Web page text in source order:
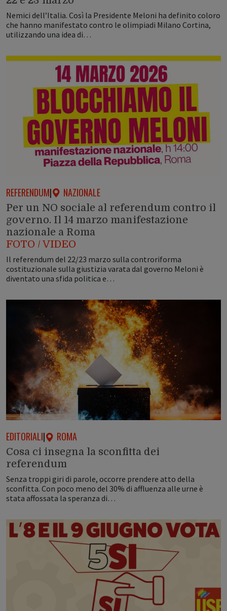
Nemici dell’Italia. Così la Presidente Meloni ha definito coloro
che hanno manifestato contro le olimpiadi Milano Cortina,
utilizzando una idea di…
REFERENDUM| NAZIONALE
Per un NO sociale al referendum contro il
governo. Il 14 marzo manifestazione
nazionale a Roma
FOTO / VIDEO
Il referendum del 22/23 marzo sulla controriforma
costituzionale sulla giustizia varata dal governo Meloni è
diventato una sfida politica e…
EDITORIALI| ROMA
Cosa ci insegna la sconfitta dei
referendum
Senza troppi giri di parole, occorre prendere atto della
sconfitta. Con poco meno del 30% di affluenza alle urne è
stata affossata la speranza di…